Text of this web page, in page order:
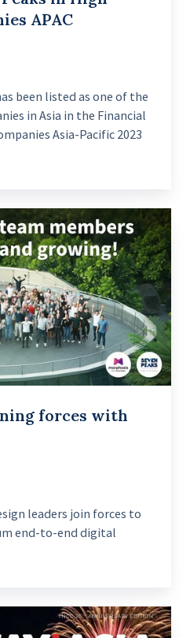
APAC
been listed as one of the
in Asia in the Financial
Asia-Pacific 2023
forces with
leaders join forces to
end-to-end digital